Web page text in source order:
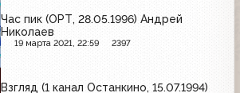
Час пик (ОРТ, 28.05.1996) Андрей
Николаев
19 марта 2021, 22:59 2397
Взгляд (1 канал Останкино, 15.07.1994)